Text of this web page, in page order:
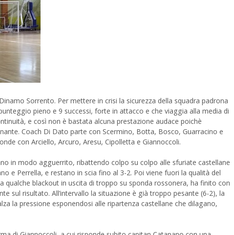
Sorrento. Per mettere in crisi la sicurezza della squadra padrona
pieno e 9 successi, forte in attacco e che viaggia alla media di
e così non è bastata alcuna prestazione audace poichè
Coach Di Dato parte con Scermino, Botta, Bosco, Guarracino e
con Arciello, Arcuro, Aresu, Cipolletta e Giannoccoli.
in modo agguerrito, ribattendo colpo su colpo alle sfuriate castellane
e Perrella, e restano in scia fino al 3-2. Poi viene fuori la qualità del
qualche blackout in uscita di troppo su sponda rossonera, ha finito con
sul risultato. All’intervallo la situazione è già troppo pesante (6-2), la
la pressione esponendosi alle ripartenza castellane che dilagano,